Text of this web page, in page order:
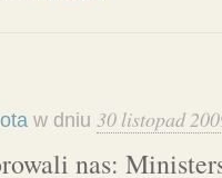
w dniu 30 listopad
nas: